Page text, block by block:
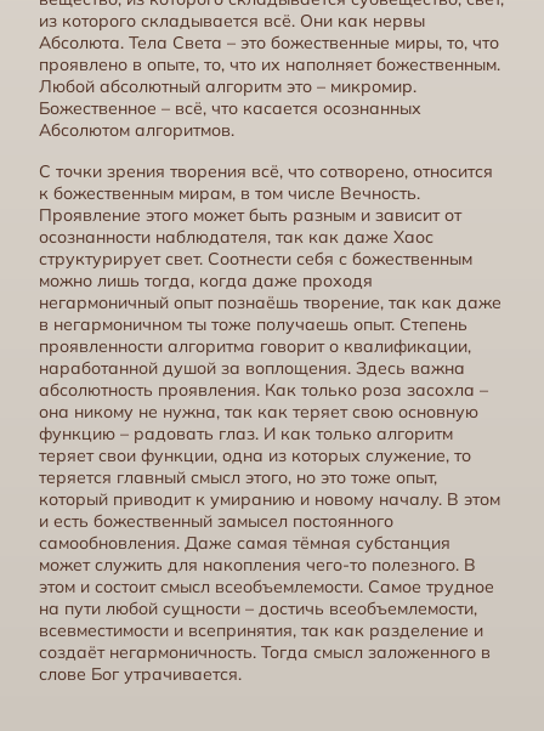
из которого складывается всё. Они как нервы
Абсолюта. Тела Света – это божественные миры, то, что
проявлено в опыте, то, что их наполняет божественным.
Любой абсолютный алгоритм это – микромир.
Божественное – всё, что касается осознанных
Абсолютом алгоритмов.
С точки зрения творения всё, что сотворено, относится
к божественным мирам, в том числе Вечность.
Проявление этого может быть разным и зависит от
осознанности наблюдателя, так как даже Хаос
структурирует свет. Соотнести себя с божественным
можно лишь тогда, когда даже проходя
негармоничный опыт познаёшь творение, так как даже
в негармоничном ты тоже получаешь опыт. Степень
проявленности алгоритма говорит о квалификации,
наработанной душой за воплощения. Здесь важна
абсолютность проявления. Как только роза засохла –
она никому не нужна, так как теряет свою основную
функцию – радовать глаз. И как только алгоритм
теряет свои функции, одна из которых служение, то
теряется главный смысл этого, но это тоже опыт,
который приводит к умиранию и новому началу. В этом
и есть божественный замысел постоянного
самообновления. Даже самая тёмная субстанция
может служить для накопления чего-то полезного. В
этом и состоит смысл всеобъемлемости. Самое трудное
на пути любой сущности – достичь всеобъемлемости,
всевместимости и всепринятия, так как разделение и
создаёт негармоничность. Тогда смысл заложенного в
слове Бог утрачивается.
Алгоритмы, творимые Телами Света
Спиральность